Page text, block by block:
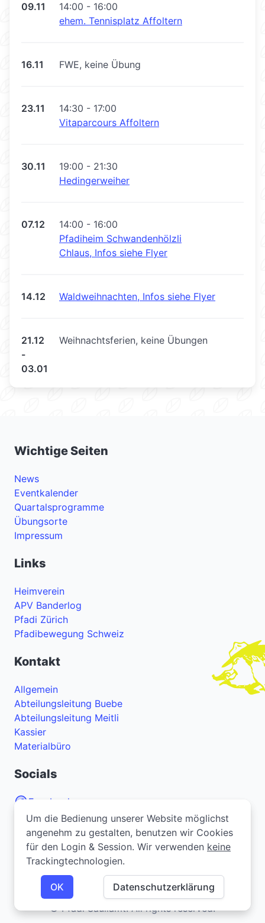
09.11
14:00 - 16:00
ehem. Tennisplatz Affoltern
16.11 FWE, keine Übung
23.11
14:30 - 17:00
Vitaparcours Affoltern
30.11
19:00 - 21:30
Hedingerweiher
07.12
14:00 - 16:00
Pfadiheim Schwandenhölzli
Chlaus, Infos siehe Flyer
14.12 Waldweihnachten, Infos siehe Flyer
21.12
-
03.01
Weihnachtsferien, keine Übungen
Wichtige Seiten
News
Eventkalender
Quartalsprogramme
Übungsorte
Impressum
Links
Heimverein
APV Banderlog
Pfadi Zürich
Pfadibewegung Schweiz
Kontakt
Allgemein
Abteilungsleitung Buebe
Abteilungsleitung Meitli
Kassier
Materialbüro
Socials
Facebook
Instagram
YouTube
Bei Problemen oder Fragen zur Webseite? Melde
hier
© Pfadi Säuliamt. All rights reserved.
Um die Bedienung unserer Website möglichst
angenehm zu gestalten, benutzen wir Cookies
für den Login & Session. Wir verwenden keine
Trackingtechnologien.
OK Datenschutzerklärung
Um die Bedienung unserer Website möglichst
angenehm zu gestalten, benutzen wir Cookies
für den Login & Session. Wir verwenden keine
Trackingtechnologien.
OK Datenschutzerklärung